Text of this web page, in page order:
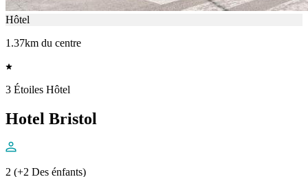
Hôtel
1.37km du centre
3 Étoiles Hôtel
Hotel Bristol
2 (+2 Des énfants)